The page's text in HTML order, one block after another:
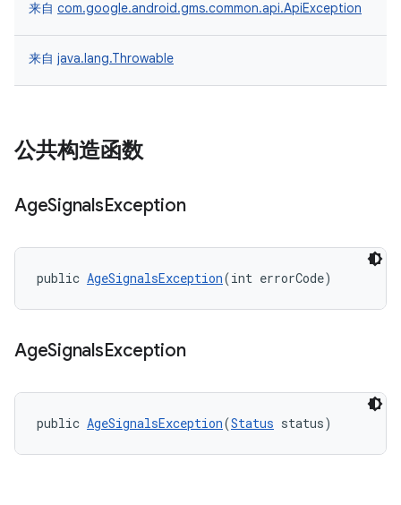
来自 com.google.android.gms.common.api.ApiException
来自 java.lang.Throwable
公共构造函数
AgeSignalsException
public AgeSignalsException(int errorCode)
AgeSignalsException
public AgeSignalsException(Status status)